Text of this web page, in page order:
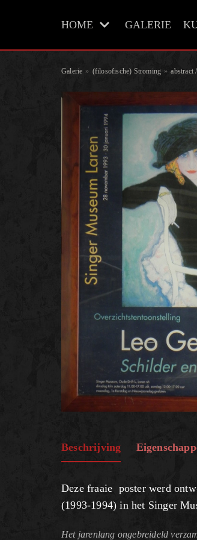
de
HOME GALERIE
Galerie » (filosofische) Stroming » abstract
Beschrijving
Deze fraaie poster werd
(1993-1994) in het Singer
Het jarenlang ongebreideld